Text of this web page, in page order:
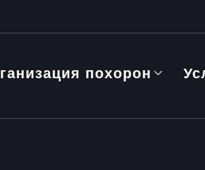
похорон